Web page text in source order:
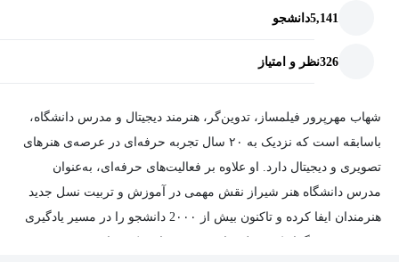
نتیجه این دوره؟
رنگ، نور و حس ویدیو را مثل یک فیلم‌ساز کنترل کنی
برای برندها، یوتیوبرها و شبکه‌های اجتماعی محتوای حرفه‌ای تولید کنی
و مهم‌تر از همه، مهارتت را به درآمدی پایدار و خلاقانه تبدیل کنی.
دوره جامع پریمیر پرو – یاد بگیر، خلق کن، و از مهارتت درآمد بساز.
5,141دانشجو
326نظر و امتیاز
شهاب مهرپرور فیلمساز، تدوین‌گر، هنرمند دیجیتال و مدرس دانشگاه،
باسابقه است که نزدیک به ۲۰ سال تجربه‌ حرفه‌ای در عرصه‌ی هنرهای
تصویری و دیجیتال دارد. او علاوه بر فعالیت‌های حرفه‌ای، به‌عنوان
مدرس دانشگاه هنر شیراز نقش مهمی در آموزش و تربیت نسل جدید
هنرمندان ایفا کرده و تاکنون بیش از 2۰۰۰ دانشجو را در مسیر یادگیری